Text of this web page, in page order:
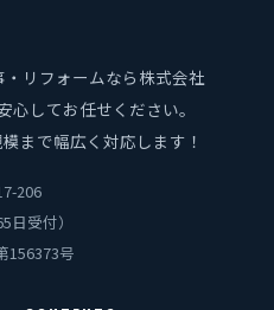
リフォームなら株式会社
心してお任せください。
まで幅広く対応します！
206
日受付）
156373号